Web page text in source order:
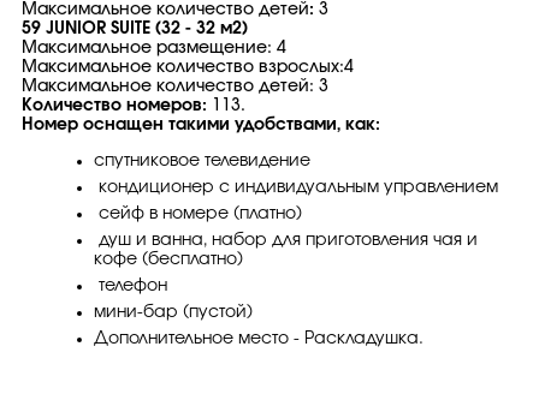
Максимальное количество детей: 3
59 JUNIOR SUITE (32 - 32 м2)
Максимальное размещение: 4
Максимальное количество взрослых:4
Максимальное количество детей: 3
Количество номеров:
113.
Номер оснащен такими удобствами, как:
спутниковое телевидение
кондиционер с индивидуальным управлением
сейф в номере (платно)
душ и ванна, набор для приготовления чая и
кофе (бесплатно)
телефон
мини-бар (пустой)
Дополнительное место - Раскладушка.